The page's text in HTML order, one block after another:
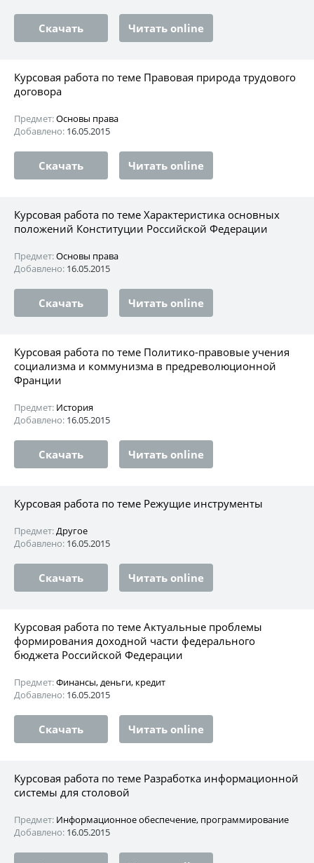
Скачать Читать online
Курсовая работа по теме Правовая природа трудового
договора
Предмет:Основы права
Добавлено: 16.05.2015
Скачать Читать online
Курсовая работа по теме Характеристика основных
положений Конституции Российской Федерации
Предмет:Основы права
Добавлено: 16.05.2015
Скачать Читать online
Курсовая работа по теме Политико-правовые учения
социализма и коммунизма в предреволюционной
Франции
Предмет: История
Добавлено: 16.05.2015
Скачать Читать online
Курсовая работа по теме Режущие инструменты
Предмет:Другое
Добавлено: 16.05.2015
Скачать Читать online
Курсовая работа по теме Актуальные проблемы
формирования доходной части федерального
бюджета Российской Федерации
Предмет:Финансы, деньги, кредит
Добавлено: 16.05.2015
Скачать Читать online
Курсовая работа по теме Разработка информационной
системы для столовой
Предмет: Информационное обеспечение, программирование
Добавлено: 16.05.2015